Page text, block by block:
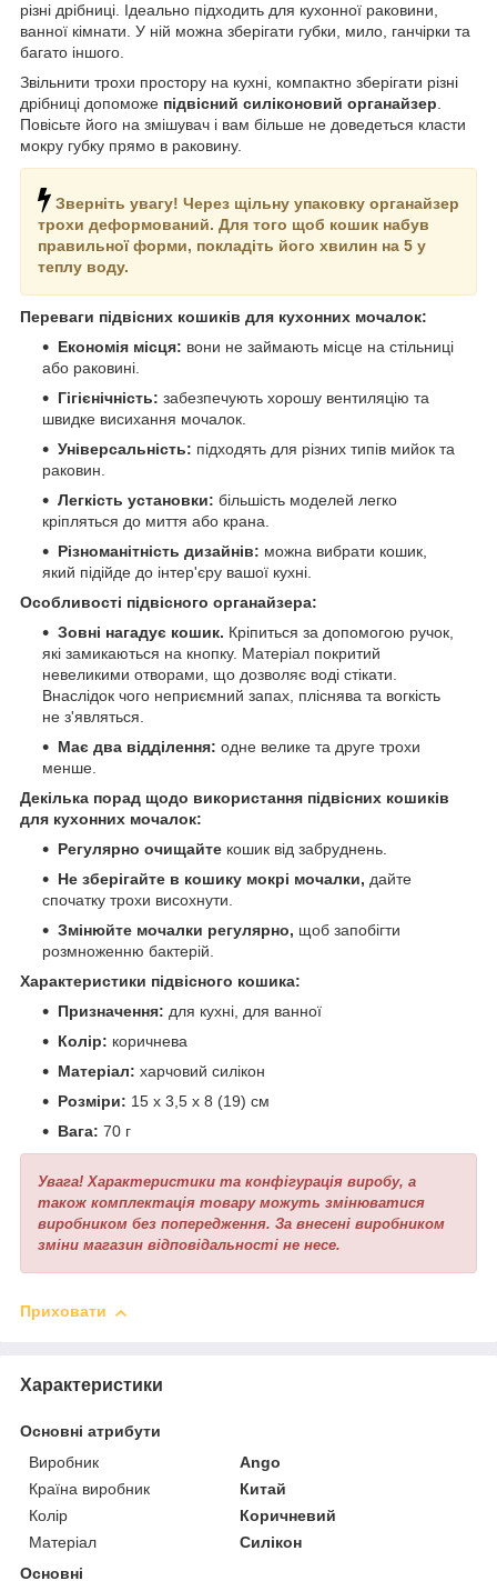
різні дрібниці. Ідеально підходить для кухонної раковини,
ванної кімнати. У ній можна зберігати губки, мило, ганчірки та
багато іншого.
Звільнити трохи простору на кухні, компактно зберігати різні
дрібниці допоможе підвісний силіконовий органайзер.
Повісьте його на змішувач і вам більше не доведеться класти
мокру губку прямо в раковину.
Зверніть увагу! Через щільну упаковку органайзер
трохи деформований. Для того щоб кошик набув
правильної форми, покладіть його хвилин на 5 у
теплу воду.
Переваги підвісних кошиків для кухонних мочалок:
Економія місця: вони не займають місце на стільниці
або раковині.
Гігієнічність: забезпечують хорошу вентиляцію та
швидке висихання мочалок.
Універсальність: підходять для різних типів мийок та
раковин.
Легкість установки: більшість моделей легко
кріпляться до миття або крана.
Різноманітність дизайнів: можна вибрати кошик,
який підійде до інтер'єру вашої кухні.
Особливості підвісного органайзера:
Зовні нагадує кошик. Кріпиться за допомогою ручок,
які замикаються на кнопку. Матеріал покритий
невеликими отворами, що дозволяє воді стікати.
Внаслідок чого неприємний запах, пліснява та вогкість
не з'являться.
Має два відділення: одне велике та друге трохи
менше.
Декілька порад щодо використання підвісних кошиків
для кухонних мочалок:
Регулярно очищайте кошик від забруднень.
Не зберігайте в кошику мокрі мочалки, дайте
спочатку трохи висохнути.
Змінюйте мочалки регулярно, щоб запобігти
розмноженню бактерій.
Характеристики підвісного кошика:
Призначення: для кухні, для ванної
Колір: коричнева
Матеріал: харчовий силікон
Розміри: 15 х 3,5 х 8 (19) см
Вага: 70 г
Увага! Характеристики та конфігурація виробу, а
також комплектація товару можуть змінюватися
виробником без попередження. За внесені виробником
зміни магазин відповідальності не несе.
Приховати
Характеристики
Основні атрибути
Виробник
Ango
Країна виробник
Китай
Колір
Коричневий
Матеріал
Силікон
Основні